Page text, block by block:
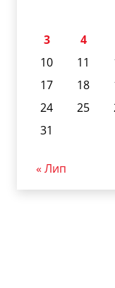
3
4
10
11
17
18
24
25
31
« Лип